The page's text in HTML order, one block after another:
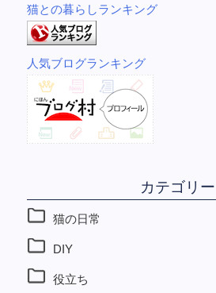
猫との暮らしランキング
人気ブログランキング
カテゴリー
猫の日常
DIY
役立ち